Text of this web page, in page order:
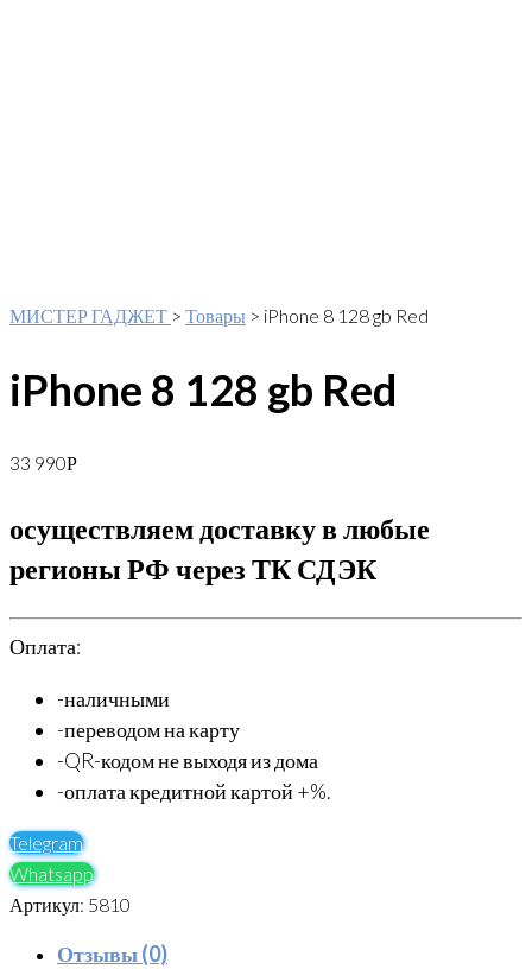
МИСТЕР ГАДЖЕТ > Товары > iPhone 8 128 gb Red
iPhone 8 128 gb Red
33 990Р
осуществляем доставку в любые
регионы РФ через ТК СДЭК
Оплата:
-наличными
-переводом на карту
-QR-кодом не выходя из дома
-оплата кредитной картой +%.
Telegram
Whatsapp
Артикул: 5810
Отзывы (0)